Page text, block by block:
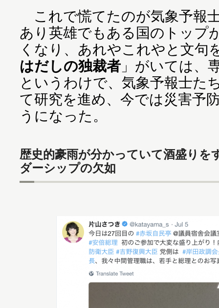
これで慌てたのが気象予報
あり英雄でもある国のトップ
くなり、あれやこれやと文句
はだしの独裁者 」がいては、
というわけで、気象予報士た
て研究を進め、今では災害予
うになった。
歴史的豪雨が分かっていて酒盛りを
ダーシップの欠如